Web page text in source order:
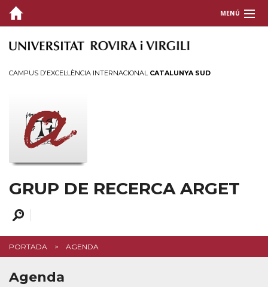
MENÚ
GRUP
DIVULGACIÓ
Agenda
Notícies
CONTACTE
CAMPUS D'EXCEL·LÈNCIA INTERNACIONAL CATALUNYA SUD
GRUP DE RECERCA ARGET
PORTADA AGENDA
Agenda